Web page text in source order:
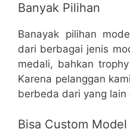
Banyak Pilihan
Banayak pilihan
dari berbagai jenis
medali, bahkan
Karena pelanggan
berbeda dari yang lain
Bisa Custom Model